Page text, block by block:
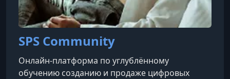
SPS Community
Онлайн-платформа по углублённому
обучению созданию и продаже цифровых